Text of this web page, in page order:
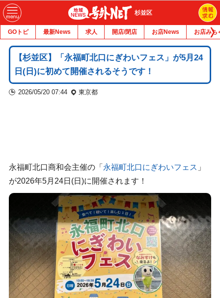
杉並区
GOトピ 最新News 求人 開店/閉店 お店News お店みち
【杉並区】「永福町北口にぎわいフェス」が5月24
日(日)に初めて開催されるそうです！
2026/05/20 07:44 東京都
永福町北口商和会主催の「 永福町北口にぎわいフェス 」
が2026年5月24日(日)に開催されます！